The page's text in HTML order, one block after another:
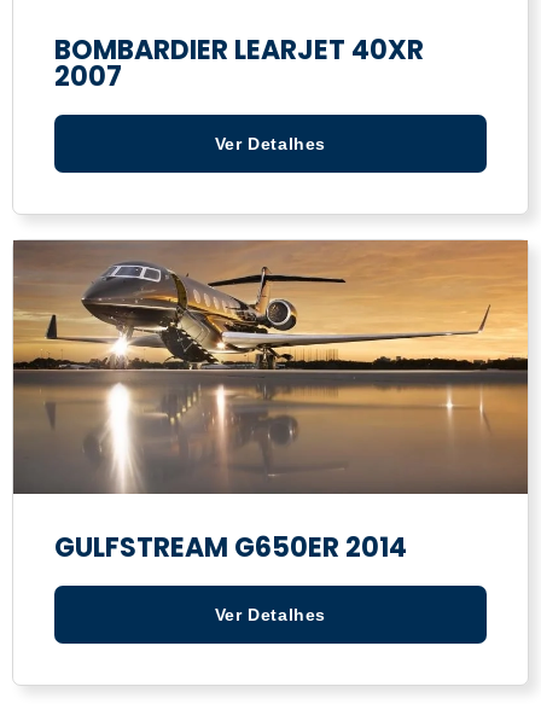
BOMBARDIER LEARJET 40XR
2007
Ver Detalhes
GULFSTREAM G650ER 2014
Ver Detalhes